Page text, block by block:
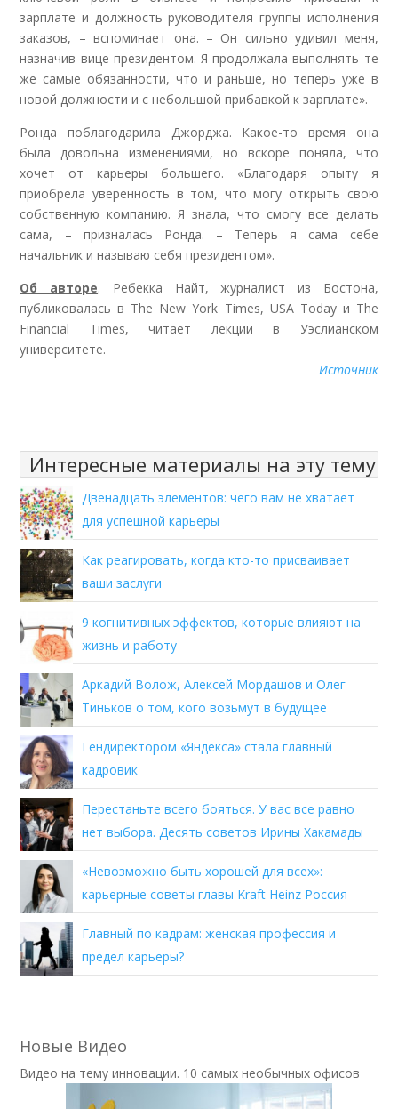
зарплате и должность руководителя группы исполнения
заказов, – вспоминает она. – Он сильно удивил меня,
назначив вице-президентом. Я продолжала выполнять те
же самые обязанности, что и раньше, но теперь уже в
новой должности и с небольшой прибавкой к зарплате».
Ронда поблагодарила Джорджа. Какое-то время она
была довольна изменениями, но вскоре поняла, что
хочет от карьеры большего. «Благодаря опыту я
приобрела уверенность в том, что могу открыть свою
собственную компанию. Я знала, что смогу все делать
сама, – призналась Ронда. – Теперь я сама себе
начальник и называю себя президентом».
Об авторе. Ребекка Найт, журналист из Бостона,
публиковалась в The New York Times, USA Today и The
Financial Times, читает лекции в Уэслианском
университете.
Источник
Интересные материалы на эту тему
Двенадцать элементов: чего вам не хватает
для успешной карьеры
Как реагировать, когда кто-то присваивает
ваши заслуги
9 когнитивных эффектов, которые влияют на
жизнь и работу
Аркадий Волож, Алексей Мордашов и Олег
Тиньков о том, кого возьмут в будущее
Гендиректором «Яндекса» стала главный
кадровик
Перестаньте всего бояться. У вас все равно
нет выбора. Десять советов Ирины Хакамады
«Невозможно быть хорошей для всех»:
карьерные советы главы Kraft Heinz Россия
Главный по кадрам: женская профессия и
предел карьеры?
Новые Видео
Видео на тему инновации. 10 самых необычных офисов